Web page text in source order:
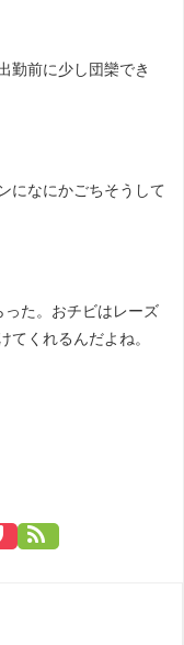
勤前に少し団欒でき
になにかごちそうして
た。おチビはレーズ
てくれるんだよね。